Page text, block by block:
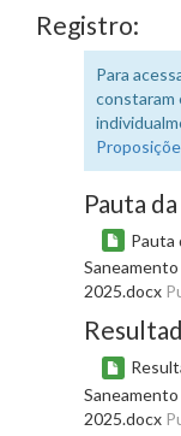
Registro:
Para
constaram
Pauta
Pauta
2025.docx
2025.docx